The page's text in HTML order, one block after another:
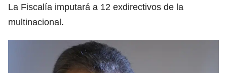
La Fiscalía imputará a 12 exdirectivos de la
multinacional.